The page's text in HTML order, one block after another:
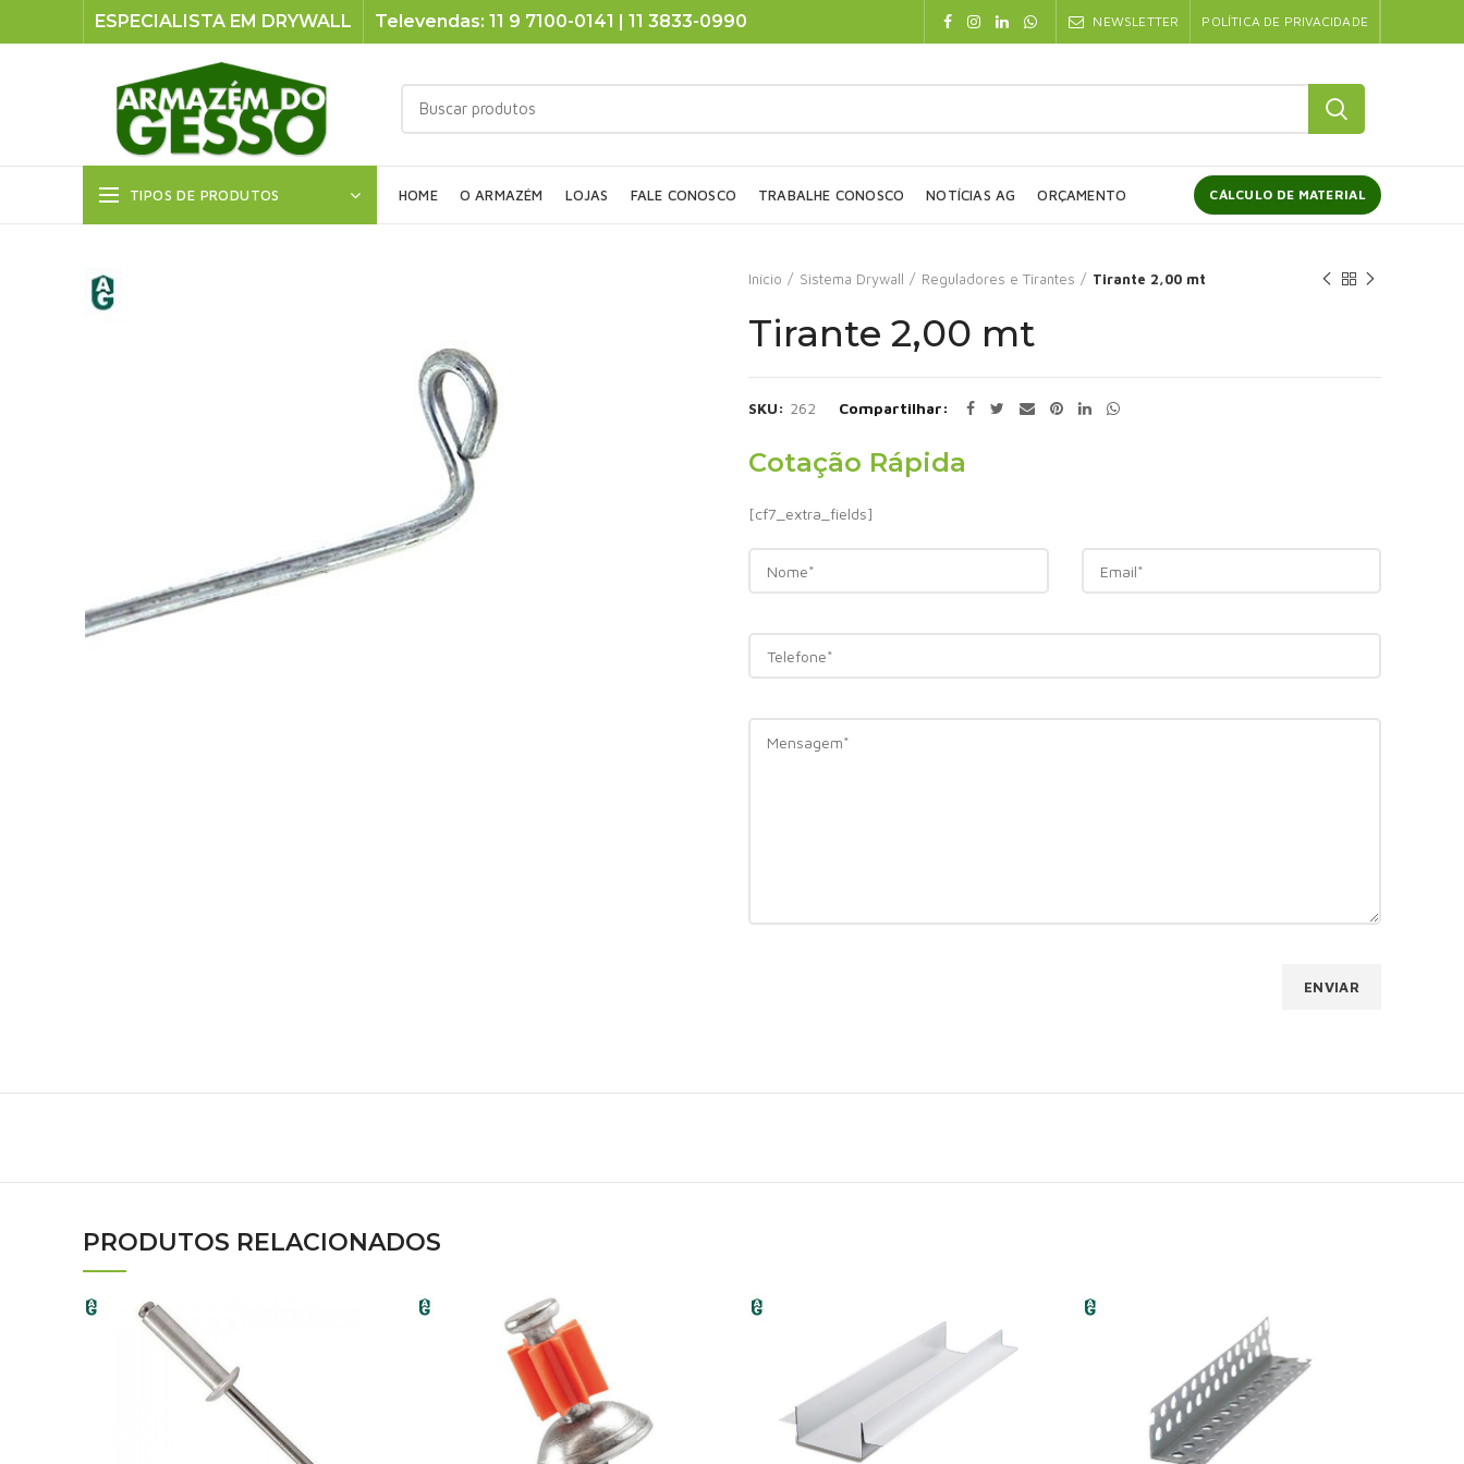
ESPECIALISTA EM DRYWALL Televendas: 11 9 7100-0141 | 11 3833-0990 NEWSLETTER POLÍTICA DE PRIVACIDADE
TIPOS DE PRODUTOS HOME O ARMAZÉM LOJAS FALE CONOSCO TRABALHE CONOSCO NOTÍCIAS AG ORÇAMENTO CÁLCULO DE MATERIAL
Início Sistema Drywall Reguladores e Tirantes Tirante 2,00 mt
Tirante 2,00 mt
SKU: 262 Compartilhar
Cotação Rápida
[cf7_extra_fields]
PRODUTOS RELACIONADOS
» MATÉRIAS RECENTES
As diferenças entre
DRYWALL X GESSO X
GESSO ACARTONADO
22 de setembro de 2020
» LOJAS AG
Mooca
INTERIOR:
» INSTITUCIONAL
Política de Privacidade